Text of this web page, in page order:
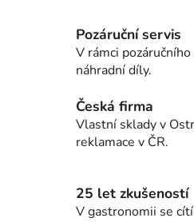
Pozáruční servis
V rámci
náhradní díly.
Česká firma
Vlastní sklady v
reklamace v ČR.
25 let zkušeností
V gastronomii se